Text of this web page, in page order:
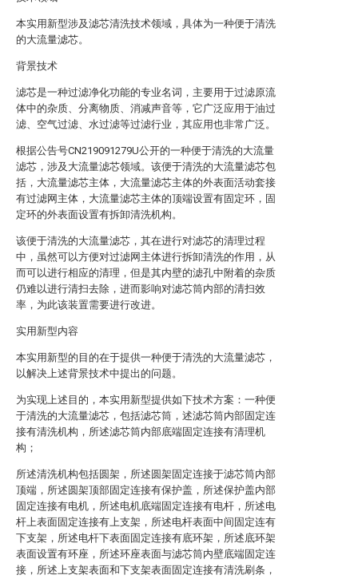
本实用新型涉及滤芯清洗技术领域，具体为一种便于清洗
的大流量滤芯。
背景技术
滤芯是一种过滤净化功能的专业名词，主要用于过滤原流
体中的杂质、分离物质、消减声音等，它广泛应用于油过
滤、空气过滤、水过滤等过滤行业，其应用也非常广泛。
根据公告号CN219091279U公开的一种便于清洗的大流量
滤芯，涉及大流量滤芯领域。该便于清洗的大流量滤芯包
括，大流量滤芯主体，大流量滤芯主体的外表面活动套接
有过滤网主体，大流量滤芯主体的顶端设置有固定环，固
定环的外表面设置有拆卸清洗机构。
该便于清洗的大流量滤芯，其在进行对滤芯的清理过程
中，虽然可以方便对过滤网主体进行拆卸清洗的作用，从
而可以进行相应的清理，但是其内壁的滤孔中附着的杂质
仍难以进行清扫去除，进而影响对滤芯筒内部的清扫效
率，为此该装置需要进行改进。
实用新型内容
本实用新型的目的在于提供一种便于清洗的大流量滤芯，
以解决上述背景技术中提出的问题。
为实现上述目的，本实用新型提供如下技术方案：一种便
于清洗的大流量滤芯，包括滤芯筒，述滤芯筒内部固定连
接有清洗机构，所述滤芯筒内部底端固定连接有清理机
构；
所述清洗机构包括圆架，所述圆架固定连接于滤芯筒内部
顶端，所述圆架顶部固定连接有保护盖，所述保护盖内部
固定连接有电机，所述电机底端固定连接有电杆，所述电
杆上表面固定连接有上支架，所述电杆表面中间固定连有
下支架，所述电杆下表面固定连接有底环架，所述底环架
表面设置有环座，所述环座表面与滤芯筒内壁底端固定连
接，所述上支架表面和下支架表面固定连接有清洗刷条，